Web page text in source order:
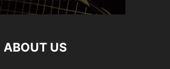
ABOUT US